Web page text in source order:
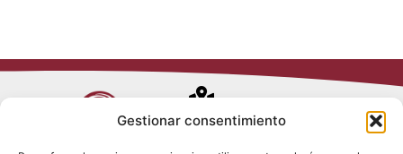
Gestionar consentimiento
Avenida de